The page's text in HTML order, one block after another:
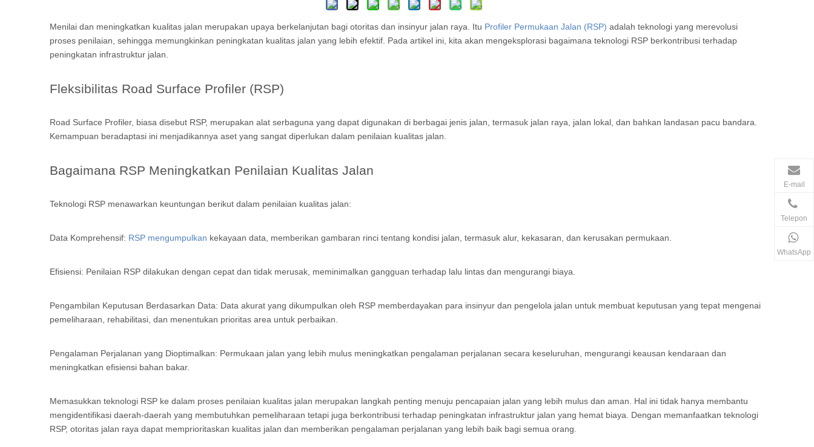
Menilai dan meningkatkan kualitas jalan merupakan upaya berkelanjutan bagi otoritas dan insinyur jalan raya. Itu Profiler Permukaan Jalan (RSP) adalah teknologi yang merevolusi
proses penilaian, sehingga memungkinkan peningkatan kualitas jalan yang lebih efektif. Pada artikel ini, kita akan mengeksplorasi bagaimana teknologi RSP berkontribusi terhadap
peningkatan infrastruktur jalan.
Fleksibilitas Road Surface Profiler (RSP)
Road Surface Profiler, biasa disebut RSP, merupakan alat serbaguna yang dapat digunakan di berbagai jenis jalan, termasuk jalan raya, jalan lokal, dan bahkan landasan pacu bandara.
Kemampuan beradaptasi ini menjadikannya aset yang sangat diperlukan dalam penilaian kualitas jalan.
Bagaimana RSP Meningkatkan Penilaian Kualitas Jalan
Teknologi RSP menawarkan keuntungan berikut dalam penilaian kualitas jalan:
Data Komprehensif: RSP mengumpulkan kekayaan data, memberikan gambaran rinci tentang kondisi jalan, termasuk alur, kekasaran, dan kerusakan permukaan.
Efisiensi: Penilaian RSP dilakukan dengan cepat dan tidak merusak, meminimalkan gangguan terhadap lalu lintas dan mengurangi biaya.
Pengambilan Keputusan Berdasarkan Data: Data akurat yang dikumpulkan oleh RSP memberdayakan para insinyur dan pengelola jalan untuk membuat keputusan yang tepat mengenai
pemeliharaan, rehabilitasi, dan menentukan prioritas area untuk perbaikan.
Pengalaman Perjalanan yang Dioptimalkan: Permukaan jalan yang lebih mulus meningkatkan pengalaman perjalanan secara keseluruhan, mengurangi keausan kendaraan dan
meningkatkan efisiensi bahan bakar.
Memasukkan teknologi RSP ke dalam proses penilaian kualitas jalan merupakan langkah penting menuju pencapaian jalan yang lebih mulus dan aman. Hal ini tidak hanya membantu
mengidentifikasi daerah-daerah yang membutuhkan pemeliharaan tetapi juga berkontribusi terhadap peningkatan infrastruktur jalan yang hemat biaya. Dengan memanfaatkan teknologi
RSP, otoritas jalan raya dapat memprioritaskan kualitas jalan dan memberikan pengalaman perjalanan yang lebih baik bagi semua orang.
E-mail
Telepon
WhatsApp